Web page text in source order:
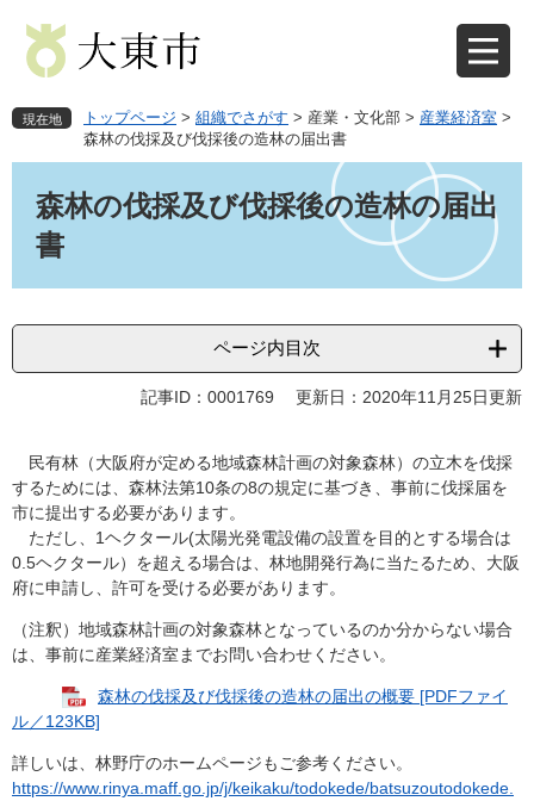
先
で
を
ば
へ
現在地 トップページ > 組織でさがす > 産業・文化部 > 産業経済室 >
森林の伐採及び伐採後の造林の届出書
森林の伐採及び伐採後の造林の届出
書
ページ内目次
記事ID：0001769 更新日：2020年11月25日更新
民有林（大阪府が定める地域森林計画の対象森林）の立木を伐採
するためには、森林法第10条の8の規定に基づき、事前に伐採届を
市に提出する必要があります。
ただし、1ヘクタール(太陽光発電設備の設置を目的とする場合は
0.5ヘクタール）を超える場合は、林地開発行為に当たるため、大阪
府に申請し、許可を受ける必要があります。
（注釈）地域森林計画の対象森林となっているのか分からない場合
は、事前に産業経済室までお問い合わせください。
森林の伐採及び伐採後の造林の届出の概要 [PDFファイ
ル／123KB]
詳しいは、林野庁のホームページもご参考ください。
https://www.rinya.maff.go.jp/j/keikaku/todokede/batsuzoutodokede.